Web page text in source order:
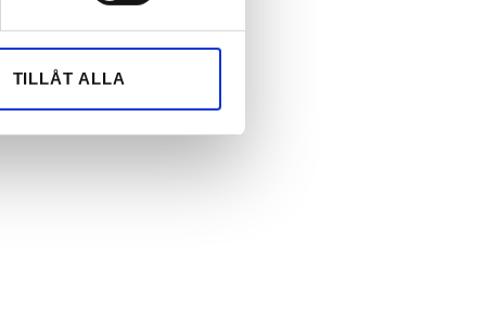
information från din enhet
kombinera informationen
TILLÅT ALLA